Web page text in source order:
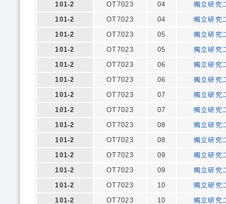
101-2
OT7023 04
獨立研究
101-2
OT7023 04
獨立研究
101-2
OT7023 05
獨立研究
101-2
OT7023 05
獨立研究
101-2
OT7023 06
獨立研究
101-2
OT7023 06
獨立研究
101-2
OT7023 07
獨立研究
101-2
OT7023 07
獨立研究
101-2
OT7023 08
獨立研究
101-2
OT7023 08
獨立研究
101-2
OT7023 09
獨立研究
101-2
OT7023 09
獨立研究
101-2
OT7023 10
獨立研究
101-2
OT7023 10
獨立研究